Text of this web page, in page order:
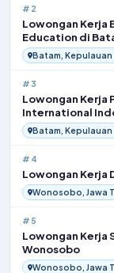
#2
Lowongan Kerja
Education di
Batam, Kepulauan
#3
Lowongan Kerja
International
Batam, Kepulauan
#4
Lowongan Kerja
Wonosobo, Jawa
#5
Lowongan Kerja
Wonosobo
Wonosobo, Jawa